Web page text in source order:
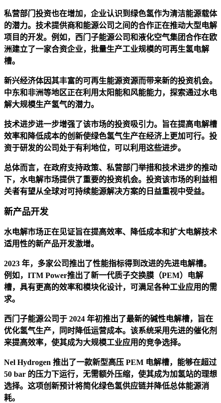
私营部门投资也在增加，企业认识到绿色氢作为清洁能源载体
的潜力。技术提供商和能源公司之间的合作正在推动大型电解
项目的开发。例如，西门子能源公司和液化空气集团合作在欧
洲建立了一家合资企业，批量生产工业规模的可再生氢电解
槽。
新兴经济体因其丰富的可再生能源资源而带来新的投资机会。
中东和非洲等地区正在利用太阳能和风能能力，探索通过水电
解大规模生产氢气的潜力。
技术进步进一步增强了该市场的投资吸引力。旨在提高电解槽
效率和降低成本的创新使绿色氢气生产在经济上更加可行。投
资于研发的公司处于有利地位，可以利用这些进步。
总体而言，在政府支持政策、私营部门举措和技术进步的推动
下，水电解市场提供了重要的投资机会。投资该市场的利益相
关者有望从全球对可持续能源解决方案的日益重视中受益。
新产品开发
水电解市场正在见证旨在提高效率、降低成本和扩大电解技术
适用性的新产品开发激增。
2023 年，多家公司推出了性能指标得到改进的先进电解槽。
例如，ITM Power推出了新一代质子交换膜（PEM）电解
槽，具有更高的效率和模块化设计，可满足各种工业应用的需
求。
西门子能源公司于 2024 年初推出了最新的碱性电解槽，旨在
优化氢气生产，同时降低运营成本。该系统采用先进的催化剂
来提高效率，使其成为大规模工业应用的竞争选择。
Nel Hydrogen 推出了一款新型高压 PEM 电解槽，能够在超过
50 bar 的压力下运行，无需额外压缩，使其成为加氢站的理想
选择。这项创新预计将简化绿色氢供应链并降低总体能源消
耗。